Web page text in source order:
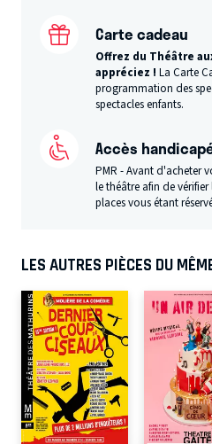
Carte cadeau
Offrez du Théâtre
appréciez !La Carte
programmation des
spectacles enfants.
Accès
PMR - Avant d'acheter
le théâtre afin de
places vous étant
LES AUTRES PIÈCES DU